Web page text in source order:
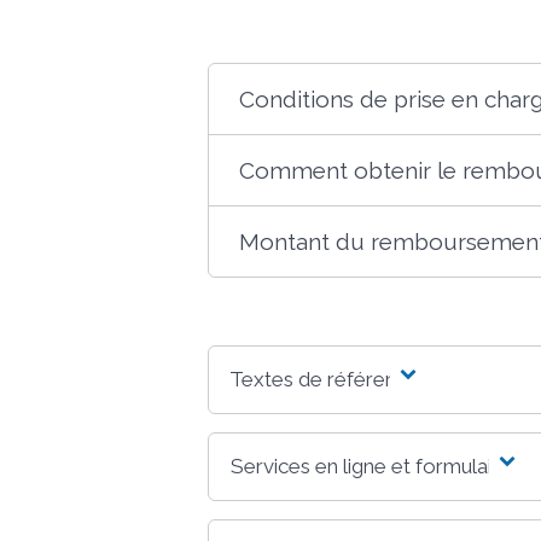
Conditions de prise en
Comment obtenir le
Montant du
Textes de référence
Services en ligne et formulaires